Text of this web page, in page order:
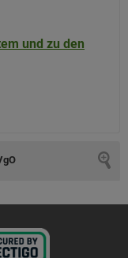
und zu den